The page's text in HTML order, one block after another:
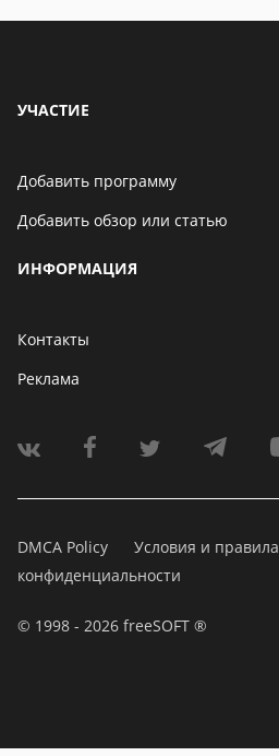
УЧАСТИЕ
Добавить программу
Добавить обзор или статью
ИНФОРМАЦИЯ
Контакты
Реклама
DMCA Policy Условия и правила
конфиденциальности
© 1998 - 2026 freeSOFT ®